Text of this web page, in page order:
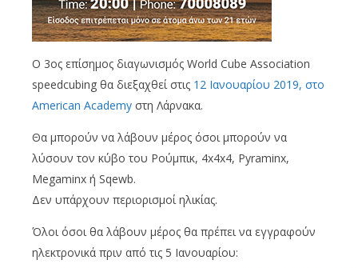
Ο 3ος επίσημος διαγωνισμός World Cube Association
speedcubing θα διεξαχθεί στις 12 Ιανουαρίου 2019, στο
American Academy στη Λάρνακα.
Θα μπορούν να λάβουν μέρος όσοι μπορούν να
λύσουν τον κύβο του Ρούμπικ, 4x4x4, Pyraminx,
Megaminx ή Sqewb.
Δεν υπάρχουν περιορισμοί ηλικίας.
Όλοι όσοι θα λάβουν μέρος θα πρέπει να εγγραφούν
ηλεκτρονικά πριν από τις 5 Ιανουαρίου: